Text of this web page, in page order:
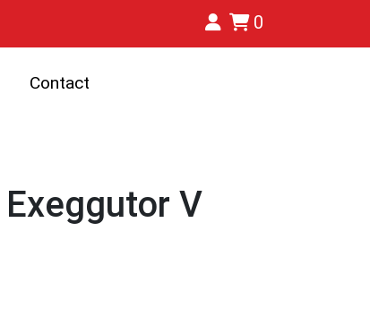
0
Contact
V